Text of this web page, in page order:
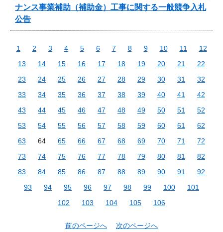
ナンス事業補助（補助金）工事に関する一般競争入札
公告
1 2 3 4 5 6 7 8 9 10 11
12
13
14 15 16 17 18 19 20 21
22
23
24 25 26 27 28 29 30 31
32
33
34 35 36 37 38 39 40 41
42
43
44 45 46 47 48 49 50 51
52
53
54 55 56 57 58 59 60 61
62
63
64 65 66 67 68 69 70 71
72
73
74 75 76 77 78 79 80 81
82
83
84 85 86 87 88 89 90 91
92
93
94 95 96 97 98 99 100
101
102
103 104 105 106
前のページへ 次のページへ